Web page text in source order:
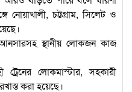
নোয়াখালী, চট্টগ্রাম, সিলেট ও
স্থানীয় লোকজন কাজ
লোকমাস্টার, সহকারী
করা হয়েছে।